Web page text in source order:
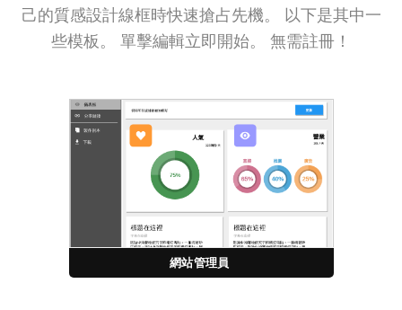
己的質感設計線框時快速搶占先機。 以下是其中一
些模板。 單擊編輯立即開始。 無需註冊！
網站管理員